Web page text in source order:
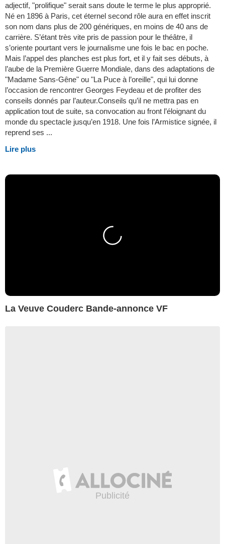
adjectif, "prolifique" serait sans doute le terme le plus approprié.
Né en 1896 à Paris, cet éternel second rôle aura en effet inscrit
son nom dans plus de 200 génériques, en moins de 40 ans de
carrière. S’étant très vite pris de passion pour le théâtre, il
s’oriente pourtant vers le journalisme une fois le bac en poche.
Mais l’appel des planches est plus fort, et il y fait ses débuts, à
l’aube de la Première Guerre Mondiale, dans des adaptations de
"Madame Sans-Gêne" ou "La Puce à l’oreille", qui lui donne
l’occasion de rencontrer Georges Feydeau et de profiter des
conseils donnés par l’auteur.Conseils qu’il ne mettra pas en
application tout de suite, sa convocation au front l’éloignant du
monde du spectacle jusqu’en 1918. Une fois l’Armistice signée, il
reprend ses ...
Lire plus
La Veuve Couderc Bande-annonce VF